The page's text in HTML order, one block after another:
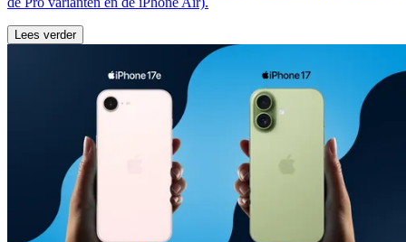
Lees verder